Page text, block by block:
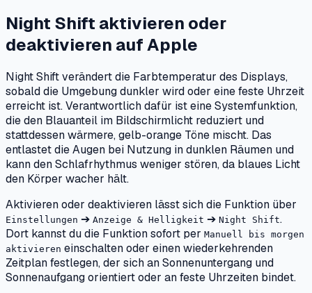
Night Shift aktivieren oder
deaktivieren aufApple
Night Shift verändert die Farbtemperatur des Displays,
sobald die Umgebung dunkler wird oder eine feste Uhrzeit
erreicht ist. Verantwortlich dafür ist eine Systemfunktion,
die den Blauanteil im Bildschirmlicht reduziert und
stattdessen wärmere, gelb-orange Töne mischt. Das
entlastet die Augen bei Nutzung in dunklen Räumen und
kann den Schlafrhythmus weniger stören, da blaues Licht
den Körper wacher hält.
Aktivieren oder deaktivieren lässt sich die Funktion über
Einstellungen ➔ Anzeige & Helligkeit ➔ Night Shift.
Dort kannst du die Funktion sofort per Manuell bis morgen
aktivieren einschalten oder einen wiederkehrenden
Zeitplan festlegen, der sich an Sonnenuntergang und
Sonnenaufgang orientiert oder an feste Uhrzeiten bindet.